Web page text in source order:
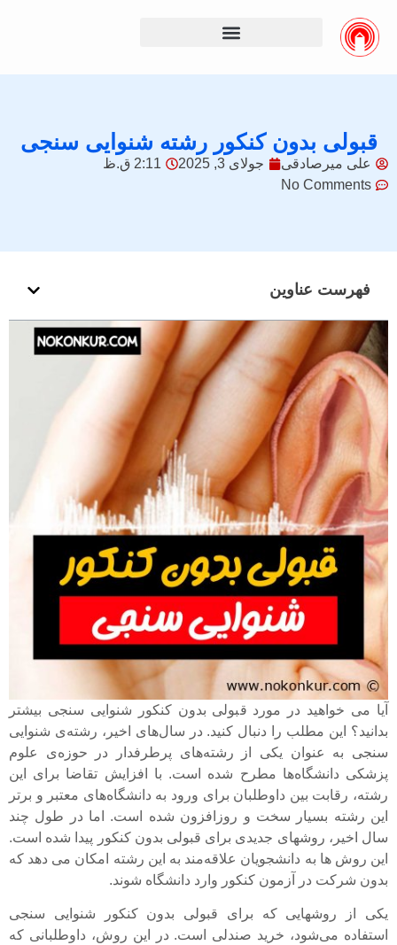
قبولی بدون کنکور رشته شنوایی سنجی
علی میرصادقی جولای 3, 2025
2:11 ق.ظ
No Comments
فهرست عناوین
آیا می خواهید در مورد قبولی بدون کنکور شنوایی سنجی بیشتر
بدانید؟ این مطلب را دنبال کنید. در سال‌های اخیر، رشته‌ی شنوایی
سنجی به عنوان یکی از رشته‌های پرطرفدار در حوزه‌ی علوم
پزشکی دانشگاه‌ها مطرح شده است. با افزایش تقاضا برای این
رشته، رقابت بین داوطلبان برای ورود به دانشگاه‌های معتبر و برتر
این رشته بسیار سخت و روزافزون شده است. اما در طول چند
سال اخیر، روشهای جدیدی برای قبولی بدون کنکور پیدا شده است.
این روش ها به دانشجویان علاقه‌مند به این رشته امکان می‌ دهد که
بدون شرکت در آزمون کنکور وارد دانشگاه شوند.
یکی از روشهایی که برای قبولی بدون کنکور شنوایی سنجی
استفاده می‌شود، خرید صندلی است. در این روش، داوطلبانی که